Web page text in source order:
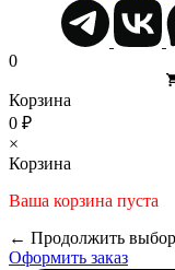
0
Корзина
0 ₽
×
Корзина
Ваша корзина пуста
← Продолжить выбор
Оформить заказ